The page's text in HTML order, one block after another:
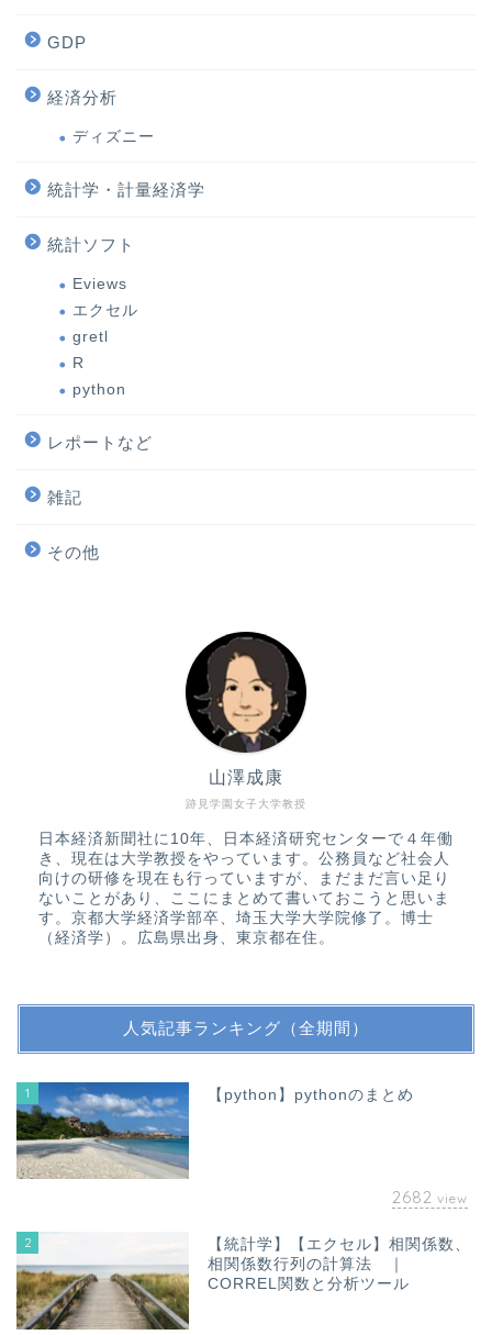
GDP
経済分析
ディズニー
統計学・計量経済学
統計ソフト
Eviews
エクセル
gretl
R
python
レポートなど
雑記
その他
跡見学園女子大学教授
山澤成康
日本経済新聞社に10年、日本経済研究センターで４年働
き、現在は大学教授をやっています。公務員など社会人
向けの研修を現在も行っていますが、まだまだ言い足り
ないことがあり、ここにまとめて書いておこうと思いま
す。京都大学経済学部卒、埼玉大学大学院修了。博士
（経済学）。広島県出身、東京都在住。
人気記事ランキング（全期間）
1 【python】pythonのまとめ
2682 view
2
【統計学】【エクセル】相関係数、
相関係数行列の計算法 ｜
CORREL関数と分析ツール